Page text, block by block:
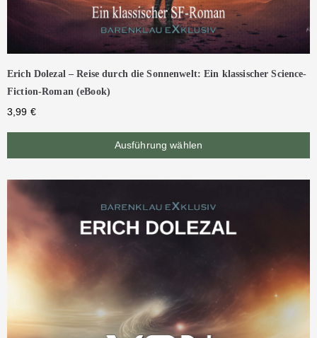
Erich Dolezal – Reise durch die Sonnenwelt: Ein klassischer Science-
Fiction-Roman (eBook)
3,99 €
Ausführung wählen